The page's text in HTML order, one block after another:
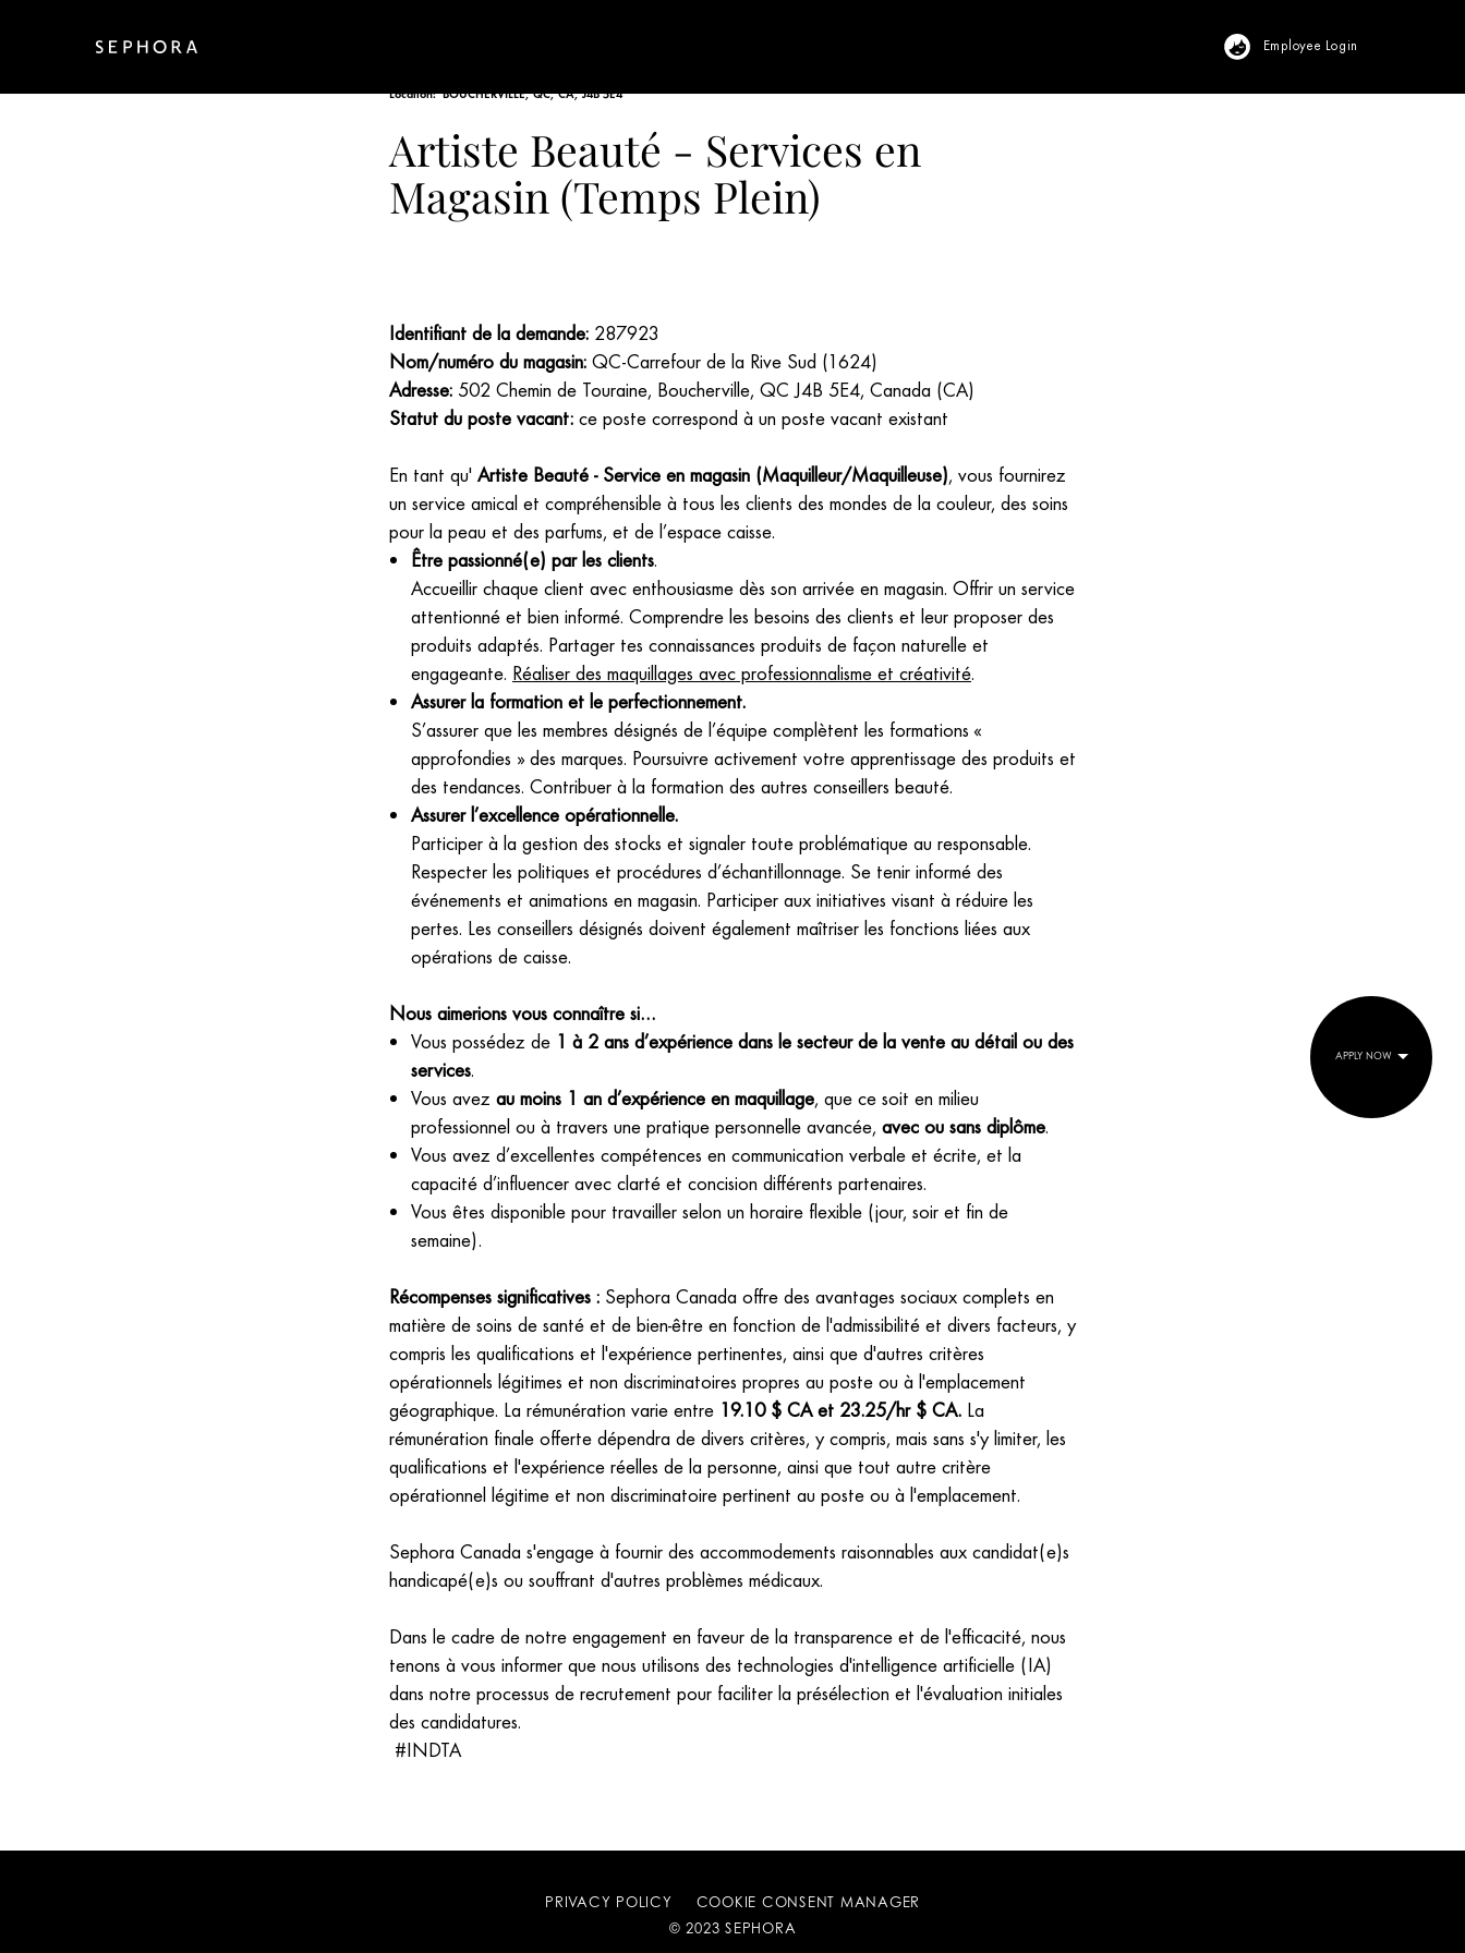
View Profile
Employee Login
APPLY NOW
Location:BOUCHERVILLE, QC, CA, J4B 5E4
Artiste Beauté - Services en
Magasin (Temps Plein)
Identifiant de la demande: 287923
Nom/numéro du magasin: QC-Carrefour de la Rive Sud (1624)
Adresse: 502 Chemin de Touraine, Boucherville, QC J4B 5E4, Canada (CA)
Statut du poste vacant: ce poste correspond à un poste vacant existant
En tant qu' Artiste Beauté - Service en magasin (Maquilleur/Maquilleuse), vous fournirez
un service amical et compréhensible à tous les clients des mondes de la couleur, des soins
pour la peau et des parfums, et de l’espace caisse.
Être passionné(e) par les clients.
Accueillir chaque client avec enthousiasme dès son arrivée en magasin. Offrir un service
attentionné et bien informé. Comprendre les besoins des clients et leur proposer des
produits adaptés. Partager tes connaissances produits de façon naturelle et
engageante. Réaliser des maquillages avec professionnalisme et créativité.
Assurer la formation et le perfectionnement.
S’assurer que les membres désignés de l’équipe complètent les formations «
approfondies » des marques. Poursuivre activement votre apprentissage des produits et
des tendances. Contribuer à la formation des autres conseillers beauté.
Assurer l’excellence opérationnelle.
Participer à la gestion des stocks et signaler toute problématique au responsable.
Respecter les politiques et procédures d’échantillonnage. Se tenir informé des
événements et animations en magasin. Participer aux initiatives visant à réduire les
pertes. Les conseillers désignés doivent également maîtriser les fonctions liées aux
opérations de caisse.
Nous aimerions vous connaître si…
Vous possédez de 1 à 2 ans d’expérience dans le secteur de la vente au détail ou des
services.
Vous avez au moins 1 an d’expérience en maquillage, que ce soit en milieu
professionnel ou à travers une pratique personnelle avancée, avec ou sans diplôme.
Vous avez d’excellentes compétences en communication verbale et écrite, et la
capacité d’influencer avec clarté et concision différents partenaires.
Vous êtes disponible pour travailler selon un horaire flexible (jour, soir et fin de
semaine).
Récompenses significatives : Sephora Canada offre des avantages sociaux complets en
matière de soins de santé et de bien-être en fonction de l'admissibilité et divers facteurs, y
compris les qualifications et l'expérience pertinentes, ainsi que d'autres critères
opérationnels légitimes et non discriminatoires propres au poste ou à l'emplacement
géographique. La rémunération varie entre 19.10 $ CA et 23.25/hr $ CA. La
rémunération finale offerte dépendra de divers critères, y compris, mais sans s'y limiter, les
qualifications et l'expérience réelles de la personne, ainsi que tout autre critère
opérationnel légitime et non discriminatoire pertinent au poste ou à l'emplacement.
Sephora Canada s'engage à fournir des accommodements raisonnables aux candidat(e)s
handicapé(e)s ou souffrant d'autres problèmes médicaux.
Dans le cadre de notre engagement en faveur de la transparence et de l'efficacité, nous
tenons à vous informer que nous utilisons des technologies d'intelligence artificielle (IA)
dans notre processus de recrutement pour faciliter la présélection et l'évaluation initiales
des candidatures.
#INDTA
PRIVACY POLICY
COOKIE CONSENT MANAGER
© 2023 SEPHORA